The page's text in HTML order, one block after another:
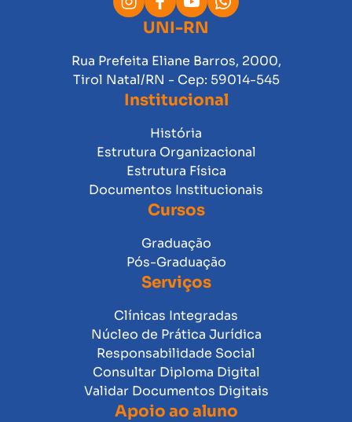
UNI-RN
Rua Prefeita Eliane Barros, 2000,
Tirol Natal/RN - Cep: 59014-545
Institucional
História
Estrutura Organizacional
Estrutura Física
Documentos Institucionais
Cursos
Graduação
Pós-Graduação
Serviços
Clínicas Integradas
Núcleo de Prática Jurídica
Responsabilidade Social
Consultar Diploma Digital
Validar Documentos Digitais
Apoio ao aluno